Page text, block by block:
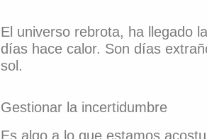
El universo rebrota, ha llegado
días hace calor. Son días
sol.
Gestionar la incertidumbre
Es algo a lo que estamos